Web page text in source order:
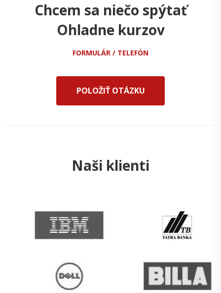
Chcem sa niečo spýtať
Ohladne kurzov
FORMULÁR / TELEFÓN
POLOŽIŤ OTÁZKU
Naši klienti